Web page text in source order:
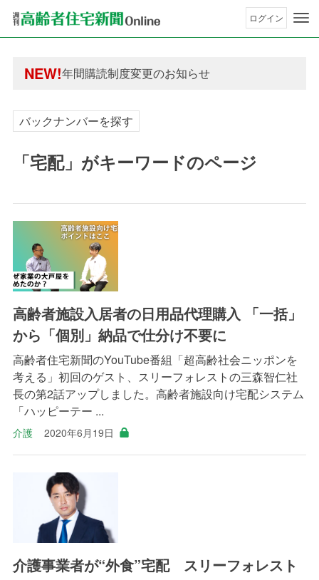
ログイン
NEW!
年間購読制度変更のお知らせ
年間購読制度変更のお知らせ
高齢者住宅新聞 無料会員の皆様へ閲覧本数変更
バックナンバーを探す
「宅配」がキーワードのページ
高齢者施設入居者の日用品代理購入 「一括」
から「個別」納品で仕分け不要に
高齢者住宅新聞のYouTube番組「超高齢社会ニッポンを
考える」初回のゲスト、スリーフォレストの三森智仁社
長の第2話アップしました。高齢者施設向け宅配システム
「ハッピーテー ...
介護 2020年6月19日
介護事業者が“外食”宅配 スリーフォレスト